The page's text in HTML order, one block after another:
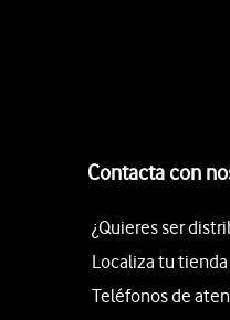
Contacta con
¿Quieres ser
Localiza tu
Teléfonos de